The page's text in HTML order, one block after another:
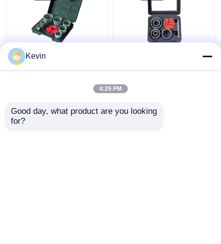
৯ পিস টাংস্টেন কার্বাইড টিপড
হোল স' সেট, টাইলস এবং
Kevin
4:29 PM
Good day, what product are you looking
for?